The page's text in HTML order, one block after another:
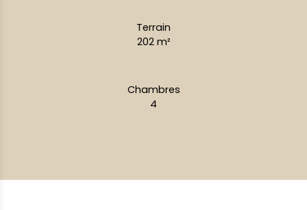
Terrain
202 m²
Chambres
4